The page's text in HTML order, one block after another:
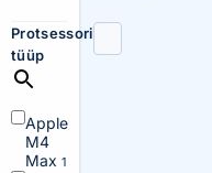
Protsessori
tüüp
Apple
M4
Max 1